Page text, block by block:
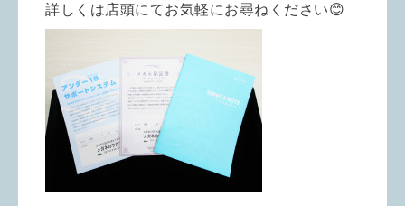
詳しくは店頭にてお気軽にお尋ねください😊